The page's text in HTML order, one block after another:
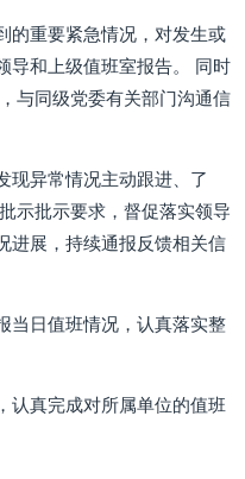
的重要紧急情况，对发生或
导和上级值班室报告。 同时
与同级党委有关部门沟通信
现异常情况主动跟进、了
示批示要求，督促落实领导
进展，持续通报反馈相关信
当日值班情况，认真落实整
认真完成对所属单位的值班